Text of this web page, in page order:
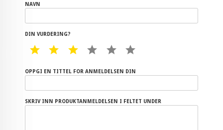
NAVN
DIN VURDERING?
1 STAR2 STAR3 STAR4 STAR5 STAR
OPPGI EN TITTEL FOR ANMELDELSEN DIN
SKRIV INN PRODUKTANMELDELSEN I FELTET UNDER